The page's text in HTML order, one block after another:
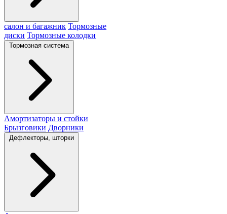
салон и багажник Тормозные
диски Тормозные колодки
Тормозная система
Амортизаторы и стойки
Брызговики Дворники
Дефлекторы, шторки